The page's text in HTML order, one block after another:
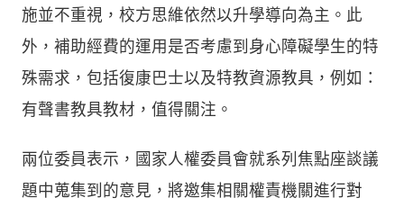
施並不重視，校方思維依然以升學導向為主。此
外，補助經費的運用是否考慮到身心障礙學生的特
殊需求，包括復康巴士以及特教資源教具，例如：
有聲書教具教材，值得關注。
兩位委員表示，國家人權委員會就系列焦點座談議
題中蒐集到的意見，將邀集相關權責機關進行對